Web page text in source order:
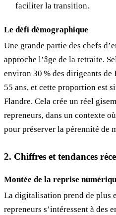
faciliter la transition.
Le défi démographique
Une grande partie des chefs
approche l’âge de la retraite.
environ 30 % des dirigeants
55 ans, et cette proportion est
Flandre. Cela crée un réel
repreneurs, dans un contexte
pour préserver la pérennité de
2. Chiffres et tendances
Montée de la reprise
La digitalisation prend de plus
repreneurs s’intéressent à des